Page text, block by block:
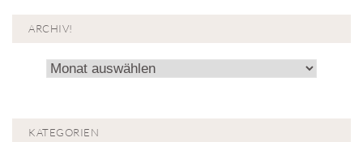
ARCHIV!
Archiv!
KATEGORIEN